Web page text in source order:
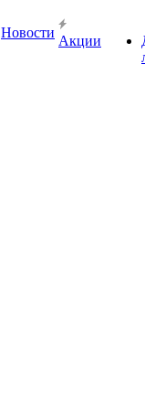
Новости
Акции